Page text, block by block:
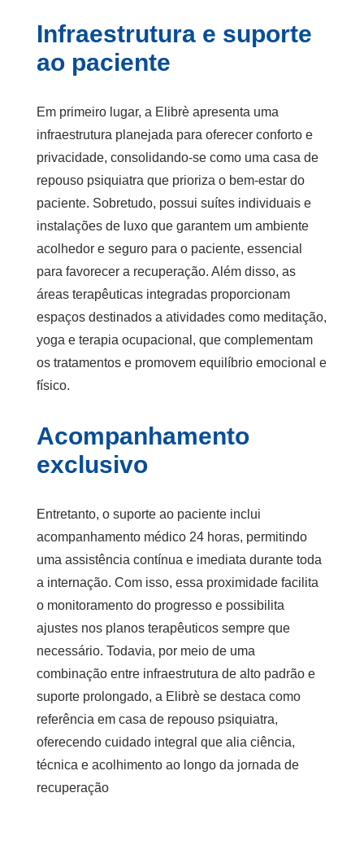
Infraestrutura e suporte
ao paciente
Em primeiro lugar, a Elibrè apresenta uma
infraestrutura planejada para oferecer conforto e
privacidade, consolidando-se como uma casa de
repouso psiquiatra que prioriza o bem-estar do
paciente. Sobretudo, possui suítes individuais e
instalações de luxo que garantem um ambiente
acolhedor e seguro para o paciente, essencial
para favorecer a recuperação. Além disso, as
áreas terapêuticas integradas proporcionam
espaços destinados a atividades como meditação,
yoga e terapia ocupacional, que complementam
os tratamentos e promovem equilíbrio emocional e
físico.
Acompanhamento
exclusivo
Entretanto, o suporte ao paciente inclui
acompanhamento médico 24 horas, permitindo
uma assistência contínua e imediata durante toda
a internação. Com isso, essa proximidade facilita
o monitoramento do progresso e possibilita
ajustes nos planos terapêuticos sempre que
necessário. Todavia, por meio de uma
combinação entre infraestrutura de alto padrão e
suporte prolongado, a Elibrè se destaca como
referência em casa de repouso psiquiatra,
oferecendo cuidado integral que alia ciência,
técnica e acolhimento ao longo da jornada de
recuperação